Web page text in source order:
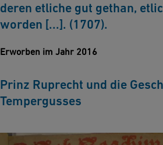
deren etliche gut gethan,
worden [...]. (1707).
Erworben im Jahr 2016
Prinz Ruprecht und die
Tempergusses